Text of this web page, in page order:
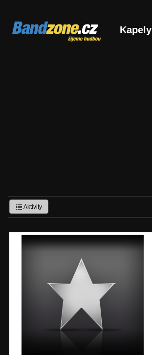
Bandzone.cz
žijeme hudbou Kapely
Aktivity